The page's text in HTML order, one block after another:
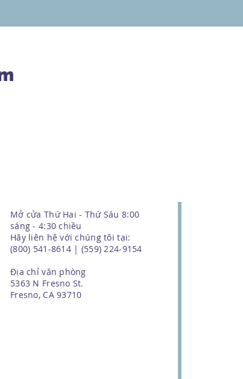
Mở cửa Thứ Hai - Thứ Sáu 8:00
sáng - 4:30 chiều
Hãy liên hệ với chúng tôi tại:
(800) 541-8614 | (559) 224-9154
Địa chỉ văn phòng
5363 N Fresno St.
Fresno, CA 93710